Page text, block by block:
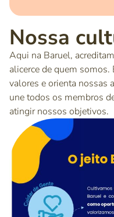
Nossa
Aqui na Baruel,
alicerce de quem
valores e orienta nossas
une todos os membros
atingir nossos objetivos.